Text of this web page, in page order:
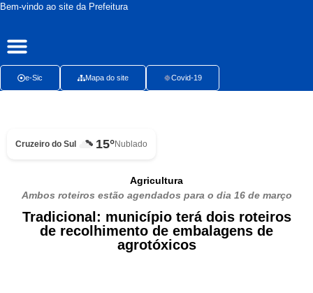
Bem-vindo ao site da Prefeitura
e-Sic Mapa do site Covid-19
Cruzeiro do Sul 15°Nublado
Agricultura
Ambos roteiros estão agendados para o dia 16 de março
Tradicional: município terá dois roteiros
de recolhimento de embalagens de
agrotóxicos​